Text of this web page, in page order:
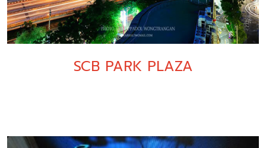
SCB PARK PLAZA